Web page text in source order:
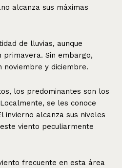
alcanza sus máximas
de lluvias, aunque
Sin embargo,
noviembre y diciembre.
los predominantes son los
se les conoce
invierno alcanza sus niveles
viento peculiarmente
frecuente en esta área